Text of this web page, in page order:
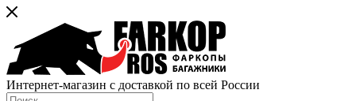
Интернет-магазин с доставкой по всей России